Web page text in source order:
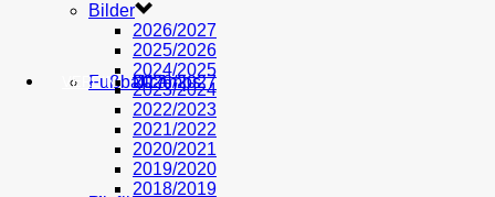
U17
Fußballcamps
2026/2027
VEREIN
Bilder
2026/2027
2025/2026
2024/2025
2023/2024
2022/2023
2021/2022
2020/2021
2019/2020
2018/2019